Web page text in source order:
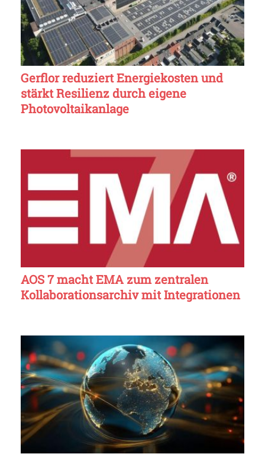
Gerflor reduziert Energiekosten und
stärkt Resilienz durch eigene
Photovoltaikanlage
AOS 7 macht EMA zum zentralen
Kollaborationsarchiv mit Integrationen